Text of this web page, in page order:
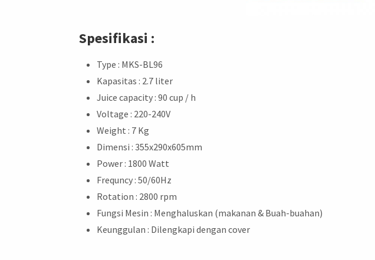
Spesifikasi :
Type : MKS-BL96
Kapasitas : 2.7 liter
Juice capacity : 90 cup / h
Voltage : 220-240V
Weight : 7 Kg
Dimensi : 355x290x605mm
Power : 1800 Watt
Frequncy : 50/60Hz
Rotation : 2800 rpm
Fungsi Mesin : Menghaluskan (makanan & Buah-buahan)
Keunggulan : Dilengkapi dengan cover